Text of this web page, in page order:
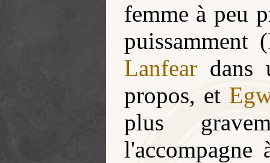
femme à peu
puissamment (
Lanfeardans
propos, et
plus